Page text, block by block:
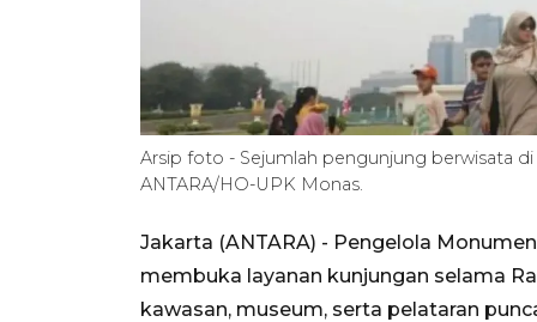
Arsip foto - Sejumlah pengunjung berwisata
ANTARA/HO-UPK Monas.
Jakarta (ANTARA) - Pengelola
membuka layanan kunjungan selama
kawasan, museum, serta pelataran